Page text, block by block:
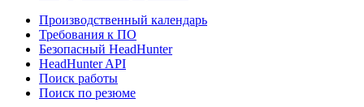
Производственный календарь
Требования к ПО
Безопасный HeadHunter
HeadHunter API
Поиск работы
Поиск по резюме